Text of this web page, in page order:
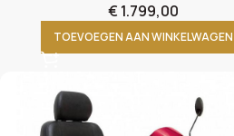
€ 1.799,00
TOEVOEGEN AAN WINKELWAGEN